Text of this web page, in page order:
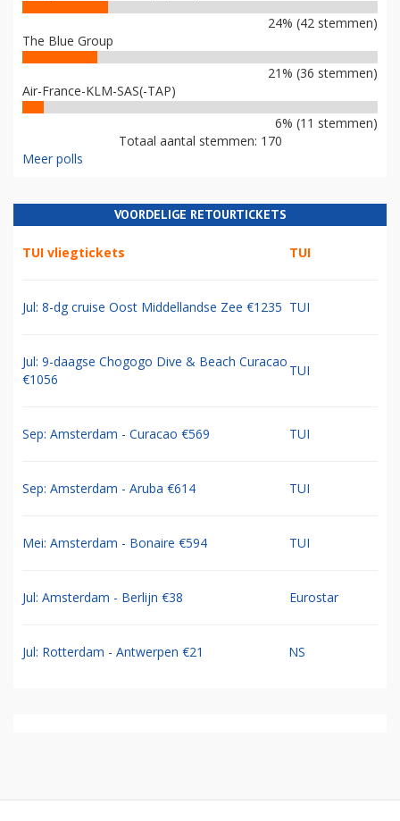
24% (42 stemmen)
The Blue Group
21% (36 stemmen)
Air-France-KLM-SAS(-TAP)
6% (11 stemmen)
Totaal aantal stemmen: 170
Meer polls
VOORDELIGE RETOURTICKETS
TUI vliegtickets TUI
Jul: 8-dg cruise Oost Middellandse Zee €1235 TUI
Jul: 9-daagse Chogogo Dive & Beach Curacao
€1056
TUI
Sep: Amsterdam - Curacao €569 TUI
Sep: Amsterdam - Aruba €614 TUI
Mei: Amsterdam - Bonaire €594 TUI
Jul: Amsterdam - Berlijn €38 Eurostar
Jul: Rotterdam - Antwerpen €21 NS